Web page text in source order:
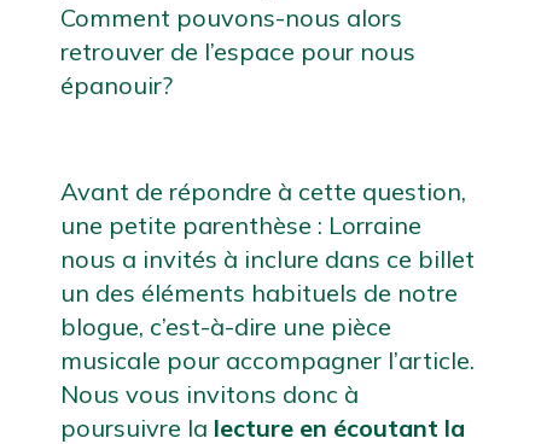
Comment pouvons-nous alors
retrouver de l’espace pour nous
épanouir?
Avant de répondre à cette question,
une petite parenthèse : Lorraine
nous a invités à inclure dans ce billet
un des éléments habituels de notre
blogue, c’est-à-dire une pièce
musicale pour accompagner l’article.
Nous vous invitons donc à
poursuivre la lecture en écoutant la